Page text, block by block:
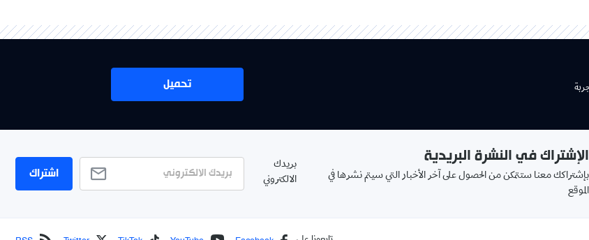
تحميل
الإشتراك في النشرة البريدية
بإشتراكك معنا ستتمكن من الحصول على آخر الأخبار التي سيتم نشرها في
الموقع
بريدك
الالكتروني
اشتراك